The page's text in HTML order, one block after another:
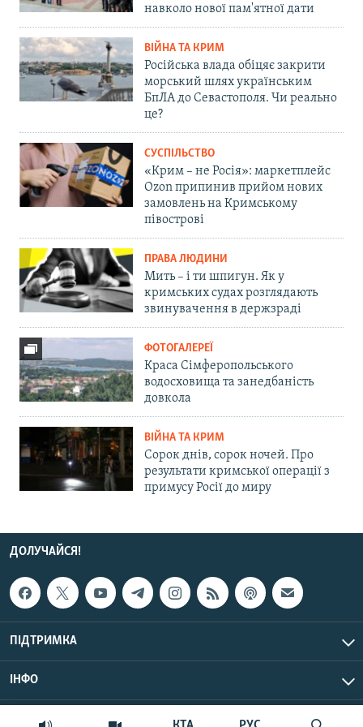
навколо нової пам'ятної дати
ВІЙНА ТА КРИМ
Російська влада обіцяє закрити
морський шлях українським
БпЛА до Севастополя. Чи реально
це?
СУСПІЛЬСТВО
«Крим – не Росія»: маркетплейс
Ozon припинив прийом нових
замовлень на Кримському
півострові
ПРАВА ЛЮДИНИ
Мить – і ти шпигун. Як у
кримських судах розглядають
звинувачення в держзраді
ФОТОГАЛЕРЕЇ
Краса Сімферопольського
водосховища та занедбаність
довкола
ВІЙНА ТА КРИМ
Сорок днів, сорок ночей. Про
результати кримської операції з
примусу Росії до миру
ДОЛУЧАЙСЯ!
ПІДТРИМКА
ІНФО
© Крим.Реалії, 2026 | Усі права застережено.